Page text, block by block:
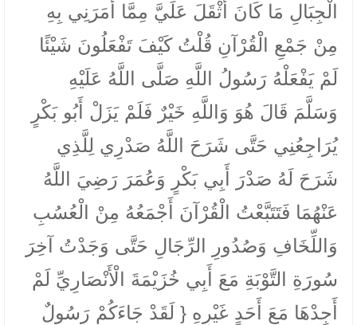
الْجِبَالِ مَا كَانَ أَثْقَلَ عَلَيَّ مِمَّا أَمَرَنِي بِهِ
مِنْ جَمْعِ الْقُرْآنِ قُلْتُ كَيْفَ تَفْعَلُونَ شَيْئًا
لَمْ يَفْعَلْهُ رَسُولُ اللَّهِ صَلَّى اللَّهُ عَلَيْهِ
وَسَلَّمَ قَالَ هُوَ وَاللَّهِ خَيْرٌ فَلَمْ يَزَلْ أَبُو بَكْرٍ
يُرَاجِعُنِي حَتَّى شَرَحَ اللَّهُ صَدْرِي لِلَّذِي
شَرَحَ لَهُ صَدْرَ أَبِي بَكْرٍ وَعُمَرَ رَضِيَ اللَّهُ
عَنْهُمَا فَتَتَبَّعْتُ الْقُرْآنَ أَجْمَعُهُ مِنْ الْعُسُبِ
وَاللِّخَافِ وَصُدُورِ الرِّجَالِ حَتَّى وَجَدْتُ آخِرَ
سُورَةِ التَّوْبَةِ مَعَ أَبِي خُزَيْمَةَ الْأَنْصَارِيِّ لَمْ
أَجِدْهَا مَعَ أَحَدٍ غَيْرِهِ { لَقَدْ جَاءَكُمْ رَسُولٌ